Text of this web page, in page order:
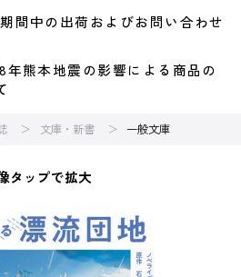
中の出荷およびお問い合わせ
熊本地震の影響による商品の
文庫・新書 一般文庫
タップで拡大